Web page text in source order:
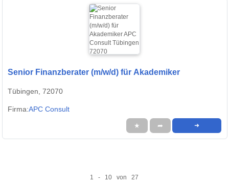
Senior Finanzberater (m/w/d) für Akademiker
Tübingen, 72070
Firma:APC Consult
★ ➦ ➜
1 - 10 von 27